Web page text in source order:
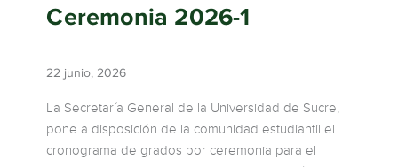
Ceremonia 2026-1
22 junio, 2026
La Secretaría General de la Universidad de Sucre,
pone a disposición de la comunidad estudiantil el
cronograma de grados por ceremonia para el